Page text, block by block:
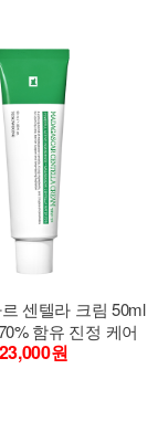
센텔라 크림 50ml
함유 진정 케어
23,000원